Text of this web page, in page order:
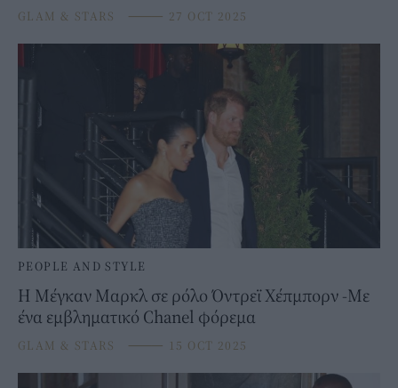
GLAM & STARS ⸻ 27 OCT 2025
PEOPLE AND STYLE
Η Μέγκαν Μαρκλ σε ρόλο Όντρεϊ Χέπμπορν -Με
ένα εμβληματικό Chanel φόρεμα
GLAM & STARS ⸻ 15 OCT 2025